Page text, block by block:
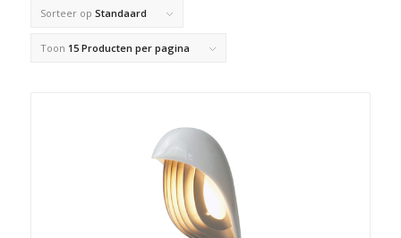
Sorteer op Standaard
Toon 15 Producten per pagina